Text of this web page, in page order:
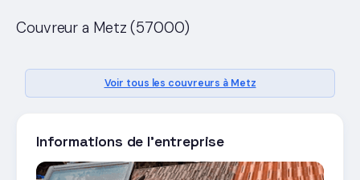
Couvreur a Metz (57000)
Voir tous les couvreurs à Metz
Informations de l'entreprise